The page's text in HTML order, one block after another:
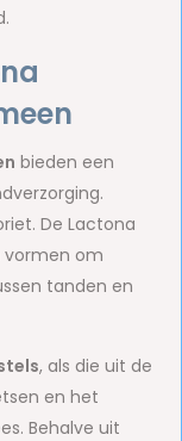
bieden een
De Lactona
vormen om
tanden en
, als die uit de
en het
Behalve uit